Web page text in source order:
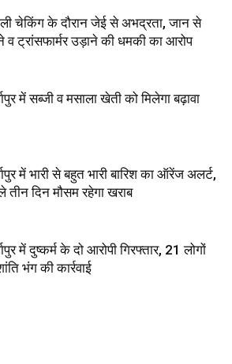
चेकिंग के दौरान जेई से अभद्रता, जान से
व ट्रांसफार्मर उड़ाने की धमकी का आरोप
में सब्जी व मसाला खेती को मिलेगा बढ़ावा
में भारी से बहुत भारी बारिश का ऑरेंज अलर्ट,
तीन दिन मौसम रहेगा खराब
में दुष्कर्म के दो आरोपी गिरफ्तार, 21 लोगों
भंग की कार्रवाई